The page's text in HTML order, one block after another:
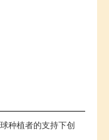
种植者的支持下创